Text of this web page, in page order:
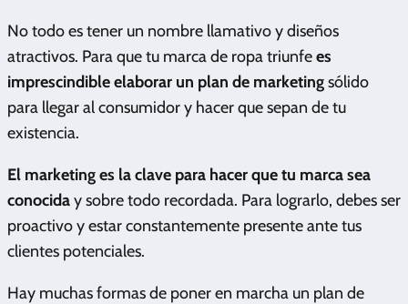
No todo es tener un nombre llamativo y diseños
atractivos. Para que tu marca de ropa triunfees
imprescindible elaborar un plan de marketingsólido
para llegar al consumidor y hacer que sepan de tu
existencia.
El marketing es la clave para hacer que tu marca sea
conociday sobre todo recordada. Para lograrlo, debes ser
proactivo y estar constantemente presente ante tus
clientes potenciales.
Hay muchas formas de poner en marcha un plan de